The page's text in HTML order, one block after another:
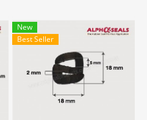
New
Best Seller